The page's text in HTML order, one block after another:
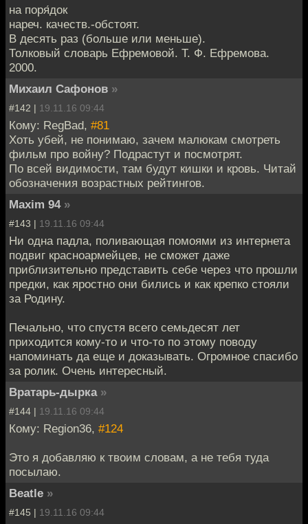
на поря́док
нареч. качеств.-обстоят.
В десять раз (больше или меньше).
Толковый словарь Ефремовой. Т. Ф. Ефремова.
2000.
Михаил Сафонов »
#142 | 19.11.16 09:44
Кому: RegBad, #81
Хоть убей, не понимаю, зачем малюкам смотреть
фильм про войну? Подрастут и посмотрят.
По всей видимости, там будут кишки и кровь. Читай
обозначения возрастных рейтингов.
Maxim 94 »
#143 | 19.11.16 09:44
Ни одна падла, поливающая помоями из интернета
подвиг красноармейцев, не сможет даже
приблизительно представить себе через что прошли
предки, как яростно они бились и как крепко стояли
за Родину.
Печально, что спустя всего семьдесят лет
приходится кому-то и что-то по этому поводу
напоминать да еще и доказывать. Огромное спасибо
за ролик. Очень интересный.
Вратарь-дырка »
#144 | 19.11.16 09:44
Кому: Region36, #124
Это я добавляю к твоим словам, а не тебя туда
посылаю.
Beatle »
#145 | 19.11.16 09:44